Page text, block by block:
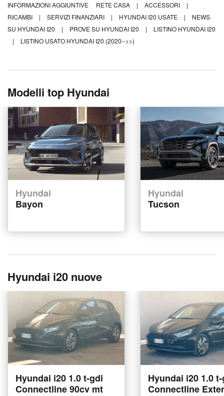
INFORMAZIONI AGGIUNTIVE RETE CASA | ACCESSORI
|
RICAMBI
| SERVIZI FINANZIARI | HYUNDAI I20 USATE |
NEWS
SU HYUNDAI I20
| PROVE SU HYUNDAI I20 |
LISTINO HYUNDAI I20
|
LISTINO USATO HYUNDAI I20 (2020-->>)
Modelli top Hyundai
Hyundai
Bayon
Hyundai
Tucson
Hyundai i20 nuove
Hyundai i20 1.0 t-gdi
Connectline 90cv mt
Hyundai i20 1.0
Connectline